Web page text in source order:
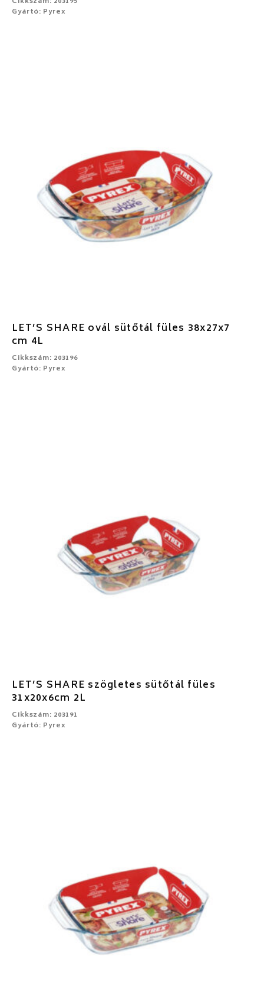
Gyártó: Pyrex
LET’S SHARE ovál sütőtál füles 38x27x7
cm 4L
Cikkszám: 203196
Gyártó: Pyrex
LET’S SHARE szögletes sütőtál füles
31x20x6cm 2L
Cikkszám: 203191
Gyártó: Pyrex